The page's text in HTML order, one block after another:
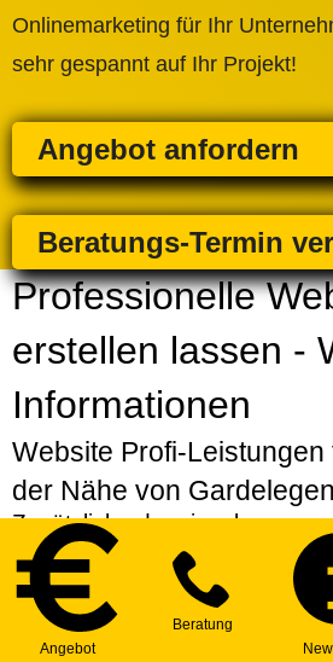
Onlinemarketing für Ihr
sehr gespannt auf Ihr Projekt!
Angebot anfordern
Beratungs-Termin
Professionelle
erstellen lassen -
Informationen
Website Profi-Leistungen
der Nähe von
Zusätzlich oder einzeln
Strategiepaket
| Erarbeitung
Strategie für Ihre Website
Express-Service| Bevorzugte